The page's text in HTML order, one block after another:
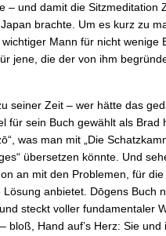
– und damit die Sitzmeditation
brachte. Um es kurz zu
Mann für nicht wenige
jene, die der von ihm
seiner Zeit – wer hätte das
für sein Buch gewählt als Brad
was man mit „Die
übersetzen könnte. Und
an mit den Problemen, für
Lösung anbietet. Dōgens Buch
steckt voller fundamentaler
bloß, Hand auf’s Herz: Sie und